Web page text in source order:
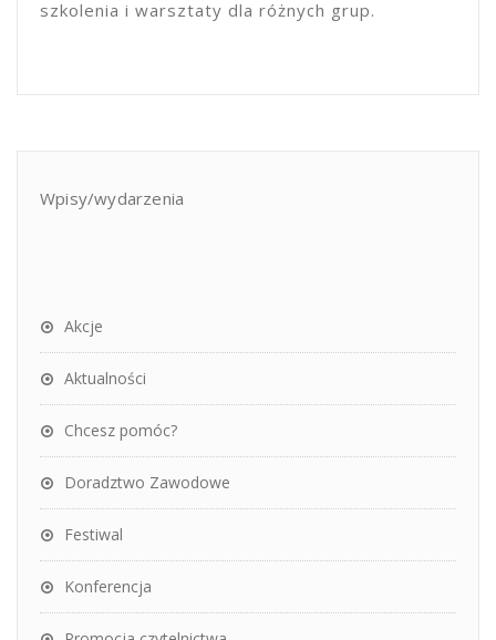
szkolenia i warsztaty dla różnych grup.
Wpisy/wydarzenia
Akcje
Aktualności
Chcesz pomóc?
Doradztwo Zawodowe
Festiwal
Konferencja